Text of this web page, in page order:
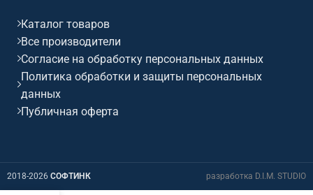
Каталог товаров
Все производители
Согласие на обработку персональных данных
Политика обработки и защиты персональных
данных
Публичная оферта
2018-2026 СОФТИНК разработка D.I.M. STUDIO